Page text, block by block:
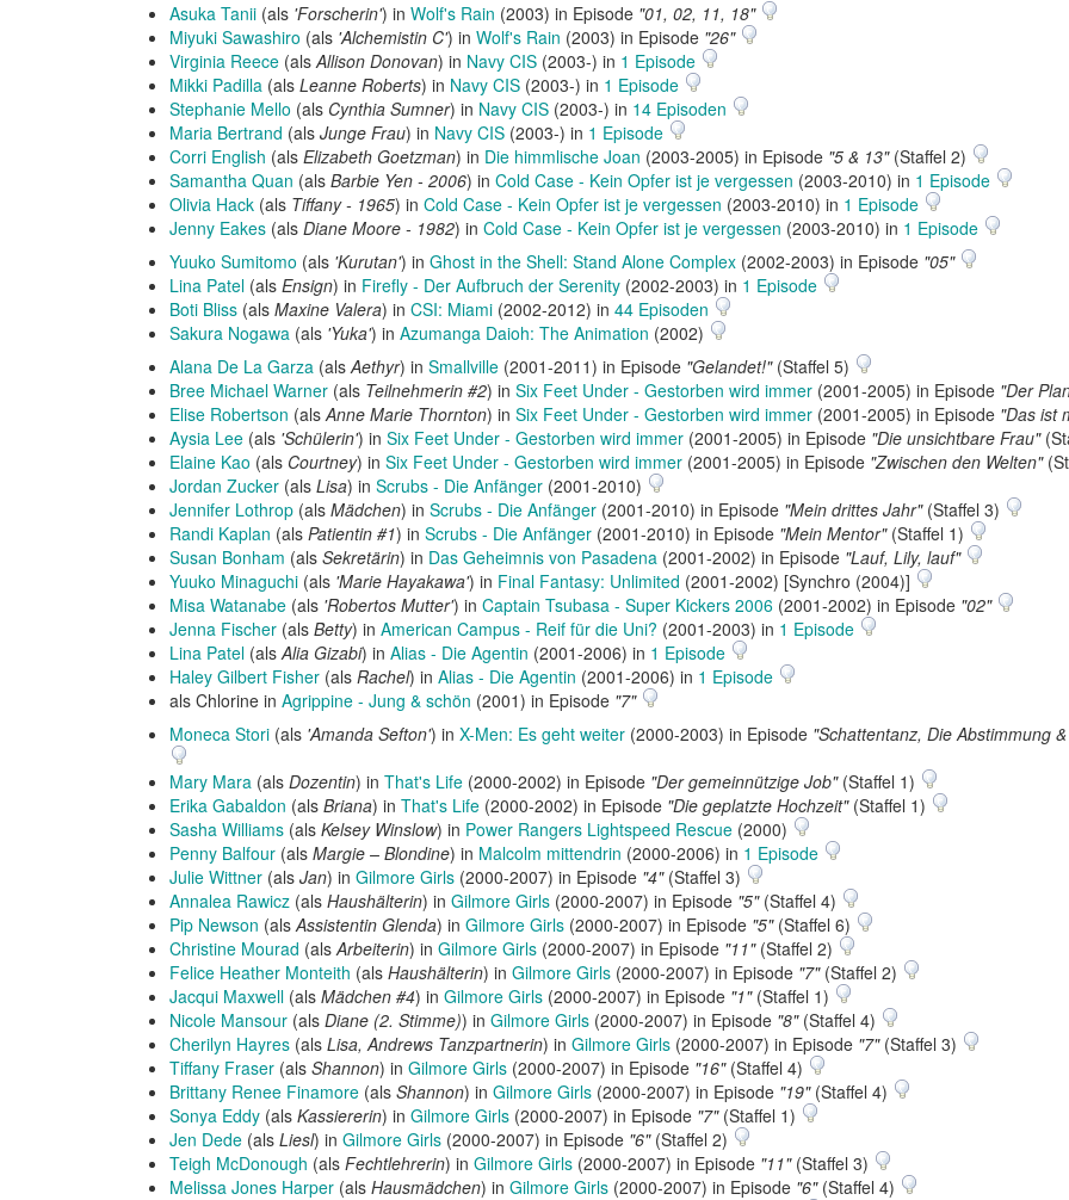
Asuka Tanii (als 'Forscherin') in Wolf's Rain (2003) in Episode "01, 02, 11, 18"
Miyuki Sawashiro (als 'Alchemistin C') in Wolf's Rain (2003) in Episode "26"
Virginia Reece (alsAllison Donovan) in Navy CIS (2003-) in 1 Episode
Mikki Padilla (als Leanne Roberts) in Navy CIS (2003-) in 1 Episode
Stephanie Mello (als Cynthia Sumner) in Navy CIS (2003-) in 14 Episoden
Maria Bertrand (als Junge Frau) in Navy CIS (2003-) in 1 Episode
Corri English (als Elizabeth Goetzman) in Die himmlische Joan (2003-2005) in Episode "5 & 13"(Staffel 2)
Samantha Quan (als Barbie Yen - 2006) in Cold Case - Kein Opfer ist je vergessen (2003-2010) in 1 Episode
Olivia Hack (als Tiffany - 1965) in Cold Case - Kein Opfer ist je vergessen (2003-2010) in 1 Episode
Jenny Eakes (als Diane Moore - 1982) in Cold Case - Kein Opfer ist je vergessen (2003-2010) in 1 Episode
Yuuko Sumitomo (als 'Kurutan') in Ghost in the Shell: Stand Alone Complex (2002-2003) in Episode "05"
Lina Patel (als Ensign) in Firefly - Der Aufbruch der Serenity (2002-2003) in 1 Episode
Boti Bliss (als Maxine Valera) in CSI: Miami (2002-2012) in 44 Episoden
Sakura Nogawa (als 'Yuka') in Azumanga Daioh: The Animation (2002)
Alana De La Garza (alsAethyr) in Smallville (2001-2011) in Episode "Gelandet!"(Staffel 5)
Bree Michael Warner (als Teilnehmerin #2) in Six Feet Under - Gestorben wird immer (2001-2005) in Episode "Der
Elise Robertson (alsAnne Marie Thornton) in Six Feet Under - Gestorben wird immer (2001-2005) in Episode "Das ist
Aysia Lee (als 'Schülerin') in Six Feet Under - Gestorben wird immer (2001-2005) in Episode "Die unsichtbare Frau"
Elaine Kao (als Courtney) in Six Feet Under - Gestorben wird immer (2001-2005) in Episode "Zwischen den Welten"
Jordan Zucker (als Lisa) in Scrubs - Die Anfänger (2001-2010)
Jennifer Lothrop (als Mädchen) in Scrubs - Die Anfänger (2001-2010) in Episode "Mein drittes Jahr"(Staffel 3)
Randi Kaplan (als Patientin #1) in Scrubs - Die Anfänger (2001-2010) in Episode "Mein Mentor"(Staffel 1)
Susan Bonham (als Sekretärin) in Das Geheimnis von Pasadena (2001-2002) in Episode "Lauf, Lily, lauf"
Yuuko Minaguchi (als 'Marie Hayakawa') in Final Fantasy: Unlimited (2001‑2002) [Synchro (2004)]
Misa Watanabe (als 'Robertos Mutter') in Captain Tsubasa - Super Kickers 2006 (2001-2002) in Episode "02"
Jenna Fischer (als Betty) in American Campus - Reif für die Uni? (2001-2003) in 1 Episode
Lina Patel (alsAlia Gizabi) in Alias - Die Agentin (2001-2006) in 1 Episode
Haley Gilbert Fisher (als Rachel) in Alias - Die Agentin (2001-2006) in 1 Episode
als Chlorine in Agrippine - Jung & schön (2001) in Episode "7"
Moneca Stori (als 'Amanda Sefton') in X-Men: Es geht weiter (2000-2003) in Episode "Schattentanz, Die Abstimmung
Mary Mara (als Dozentin) in That's Life (2000-2002) in Episode "Der gemeinnützige Job"(Staffel 1)
Erika Gabaldon (als Briana) in That's Life (2000-2002) in Episode "Die geplatzte Hochzeit"(Staffel 1)
Sasha Williams (als Kelsey Winslow) in Power Rangers Lightspeed Rescue (2000)
Penny Balfour (als Margie – Blondine) in Malcolm mittendrin (2000-2006) in 1 Episode
Julie Wittner (als Jan) in Gilmore Girls (2000-2007) in Episode "4"(Staffel 3)
Annalea Rawicz (als Haushälterin) in Gilmore Girls (2000-2007) in Episode "5"(Staffel 4)
Pip Newson (alsAssistentin Glenda) in Gilmore Girls (2000-2007) in Episode "5"(Staffel 6)
Christine Mourad (alsArbeiterin) in Gilmore Girls (2000-2007) in Episode "11"(Staffel 2)
Felice Heather Monteith (als Haushälterin) in Gilmore Girls (2000-2007) in Episode "7"(Staffel 2)
Jacqui Maxwell (als Mädchen #4) in Gilmore Girls (2000-2007) in Episode "1"(Staffel 1)
Nicole Mansour (als Diane (2. Stimme)) in Gilmore Girls (2000-2007) in Episode "8"(Staffel 4)
Cherilyn Hayres (als Lisa, Andrews Tanzpartnerin) in Gilmore Girls (2000-2007) in Episode "7"(Staffel 3)
Tiffany Fraser (als Shannon) in Gilmore Girls (2000-2007) in Episode "16"(Staffel 4)
Brittany Renee Finamore (als Shannon) in Gilmore Girls (2000-2007) in Episode "19"(Staffel 4)
Sonya Eddy (als Kassiererin) in Gilmore Girls (2000-2007) in Episode "7"(Staffel 1)
Jen Dede (als Liesl) in Gilmore Girls (2000-2007) in Episode "6"(Staffel 2)
Teigh McDonough (als Fechtlehrerin) in Gilmore Girls (2000-2007) in Episode "11"(Staffel 3)
Melissa Jones Harper (als Hausmädchen) in Gilmore Girls (2000-2007) in Episode "6"(Staffel 4)